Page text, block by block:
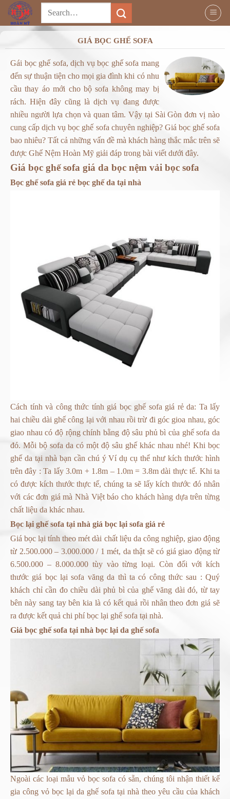
Chuyển
GIÁ BỌC GHẾ SOFA
Gái bọc ghế sofa, dịch vụ bọc ghế sofa mang
đến sự thuận tiện cho mọi gia đình khi có nhu
cầu thay áo mới cho bộ sofa không may bị
rách. Hiện đây cũng là dịch vụ đang được
nhiều người lựa chọn và quan tâm. Vậy tại Sài Gòn đơn vị nào
cung cấp dịch vụ bọc ghế sofa chuyên nghiệp? Giá bọc ghế sofa
bao nhiêu? Tất cả những vấn đề mà khách hàng thắc mắc trên sẽ
được Ghế Nệm Hoàn Mỹ giải đáp trong bài viết dưới đây.
Giá bọc ghế sofa giá da bọc nệm vải bọc sofa
Bọc ghế sofa giá rẻ bọc ghế da tại nhà
Cách tính và công thức tính giá bọc ghế sofa giá rẻ da: Ta lấy
hai chiều dài ghế công lại với nhau rồi trừ đi góc gioa nhau, góc
giao nhau có độ rộng chính bằng độ sâu phủ bì của ghế sofa da
đó. Mỗi bộ sofa da có một độ sâu ghế khác nhau nhé! Khi bọc
ghế da tại nhà bạn cần chú ý Ví dụ cụ thể như kích thước hình
trên đây : Ta lấy 3.0m + 1.8m – 1.0m = 3.8m dài thực tế. Khi ta
có được kích thước thực tế, chúng ta sẽ lấy kích thước đó nhân
với các đơn giá mà Nhà Việt báo cho khách hàng dựa trên từng
chất liệu da khác nhau.
Bọc lại ghế sofa tại nhà giá bọc lại sofa giá rẻ
Giá bọc lại tính theo mét dài chất liệu da công nghiệp, giao động
từ 2.500.000 – 3.000.000 / 1 mét, da thật sẽ có giá giao động từ
6.500.000 – 8.000.000 tùy vào từng loại. Còn đối với kích
thước giá bọc lại sofa văng da thì ta có công thức sau : Quý
khách chỉ cần đo chiều dài phủ bì của ghế văng dài đó, từ tay
bên này sang tay bên kia là có kết quả rồi nhân theo đơn giá sẽ
ra được kết quả chi phíbọc lại ghế sofa tại nhà.
Giá bọc ghế sofa tại nhà bọc lại da ghế sofa
Ngoài các loại mẫu vỏ bọc sofa có sẵn, chúng tôi nhận thiết kế
gia công vỏ bọc lại da ghế sofa tại nhà theo yêu cầu của khách